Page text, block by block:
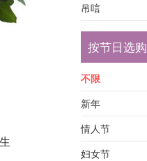
吊唁
按节日选购
不限
新年
情人节
妇女节